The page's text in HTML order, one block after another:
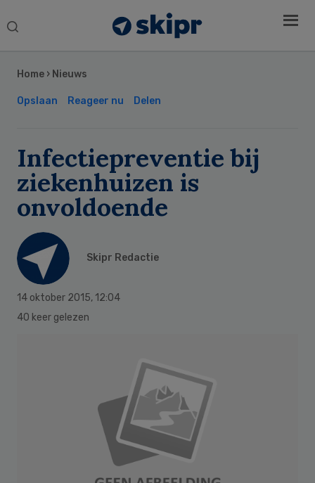
Search
Home › Nieuws
Opslaan Reageer nu Delen
Infectiepreventie bij
ziekenhuizen is
onvoldoende
Skipr Redactie
14 oktober 2015, 12:04
40 keer gelezen
Sidebar